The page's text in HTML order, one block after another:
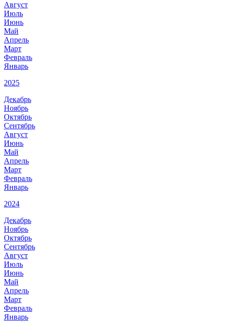
Август
Июль
Июнь
Май
Апрель
Март
Февраль
Январь
2025
Декабрь
Ноябрь
Октябрь
Сентябрь
Август
Июнь
Май
Апрель
Март
Февраль
Январь
2024
Декабрь
Ноябрь
Октябрь
Сентябрь
Август
Июль
Июнь
Май
Апрель
Март
Февраль
Январь